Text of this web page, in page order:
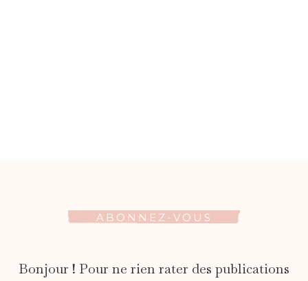
ABONNEZ-VOUS
Bonjour ! Pour ne rien rater des publications